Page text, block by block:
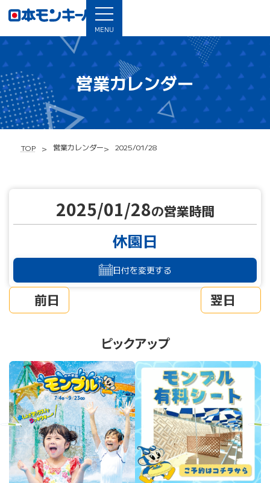
MENU
営業カレンダー
TOP 営業カレンダー 2025/01/28
前日
2025/01/28の営業時間
休園日
日付を変更する
翌日
ピックアップ
Next